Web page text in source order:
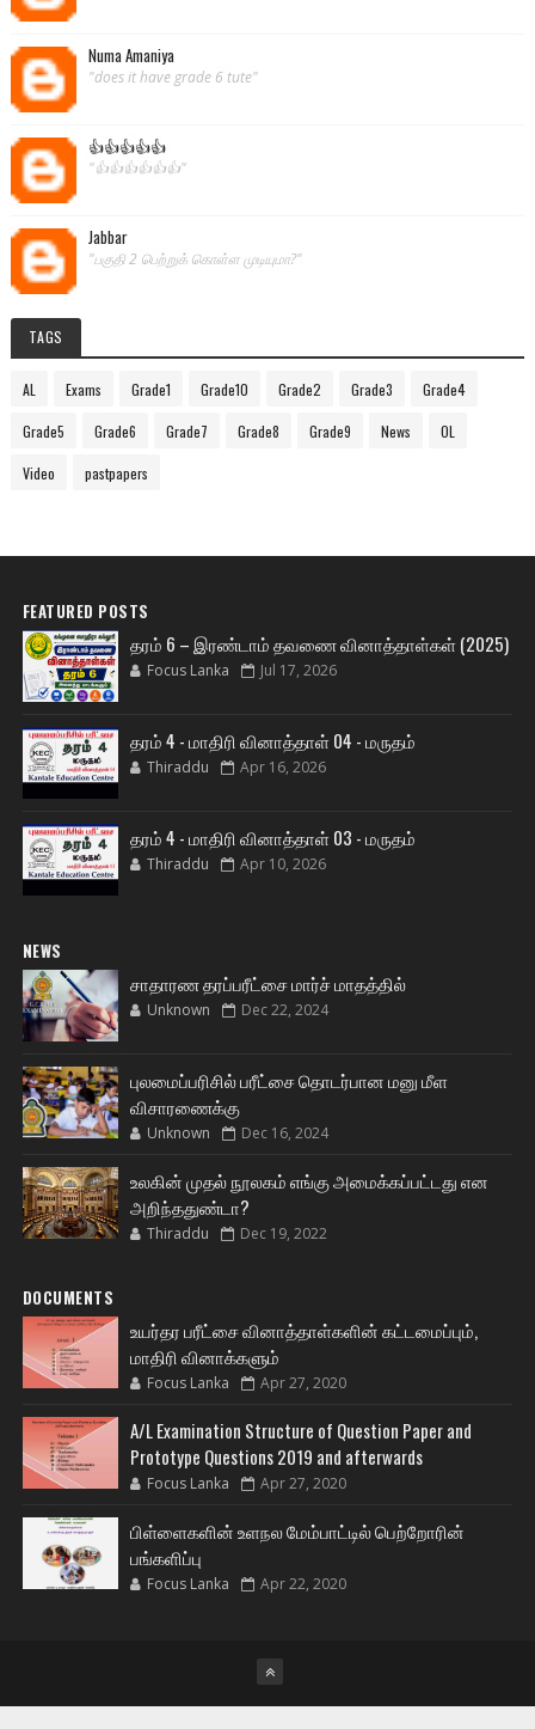
Numa Amaniya
"does it have grade 6 tute"
👍👍👍👍👍
"👍👍👍👍👍👍"
Jabbar
"பகுதி 2 பெற்றுக் கொள்ள முடியுமா?"
TAGS
AL Exams Grade1 Grade10 Grade2 Grade3 Grade4
Grade5 Grade6 Grade7 Grade8 Grade9 News OL
Video pastpapers
FEATURED POSTS
தரம் 6 – இரண்டாம் தவணை வினாத்தாள்கள் (2025)
Focus Lanka Jul 17, 2026
தரம் 4 - மாதிரி வினாத்தாள் 04 - மருதம்
Thiraddu Apr 16, 2026
தரம் 4 - மாதிரி வினாத்தாள் 03 - மருதம்
Thiraddu Apr 10, 2026
NEWS
சாதாரண தரப்பரீட்சை மார்ச் மாதத்தில்
Unknown Dec 22, 2024
புலமைப்பரிசில் பரீட்சை தொடர்பான மனு மீள
விசாரணைக்கு
Unknown Dec 16, 2024
உலகின் முதல் நூலகம் எங்கு அமைக்கப்பட்டது என
அறிந்ததுண்டா?
Thiraddu Dec 19, 2022
DOCUMENTS
உயர்தர பரீட்சை வினாத்தாள்களின் கட்டமைப்பும்,
மாதிரி வினாக்களும்
Focus Lanka Apr 27, 2020
A/L Examination Structure of Question Paper and
Prototype Questions 2019 and afterwards
Focus Lanka Apr 27, 2020
பிள்ளைகளின் உளநல மேம்பாட்டில் பெற்றோரின்
பங்களிப்பு
Focus Lanka Apr 22, 2020